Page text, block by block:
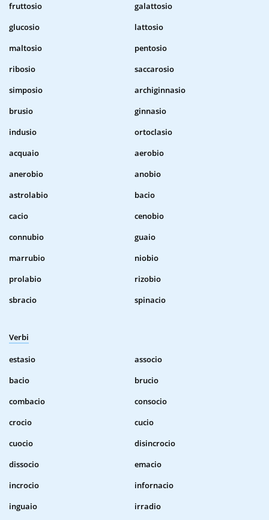
fruttosio
galattosio
glucosio
lattosio
maltosio
pentosio
ribosio
saccarosio
simposio
archiginnasio
brusio
ginnasio
indusio
ortoclasio
acquaio
aerobio
anerobio
anobio
astrolabio
bacio
cacio
cenobio
connubio
guaio
marrubio
niobio
prolabio
rizobio
sbracio
spinacio
Verbi
estasio
associo
bacio
brucio
combacio
consocio
crocio
cucio
cuocio
disincrocio
dissocio
emacio
incrocio
infornacio
inguaio
irradio